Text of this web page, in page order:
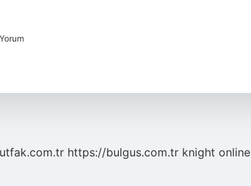
https://bulgus.com.tr knight online